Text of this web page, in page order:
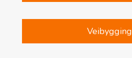
Veibygging